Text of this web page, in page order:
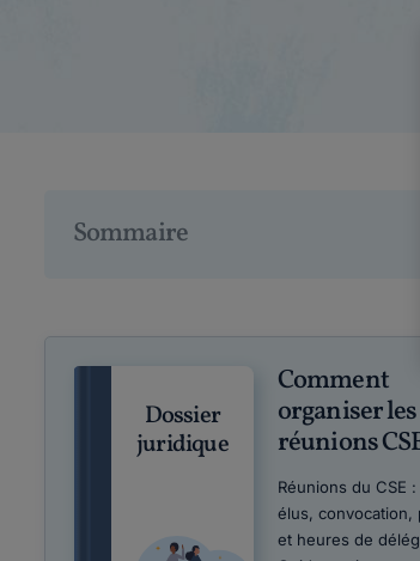
Sommaire
Dossier
juridique
Comment
organiser les
réunions
Réunions du CSE
élus, convocation,
et heures de